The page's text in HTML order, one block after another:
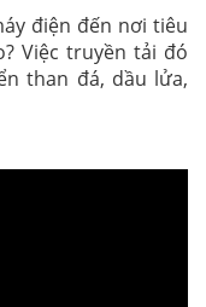
điện đến nơi tiêu
Việc truyền tải đó
than đá, dầu lửa,